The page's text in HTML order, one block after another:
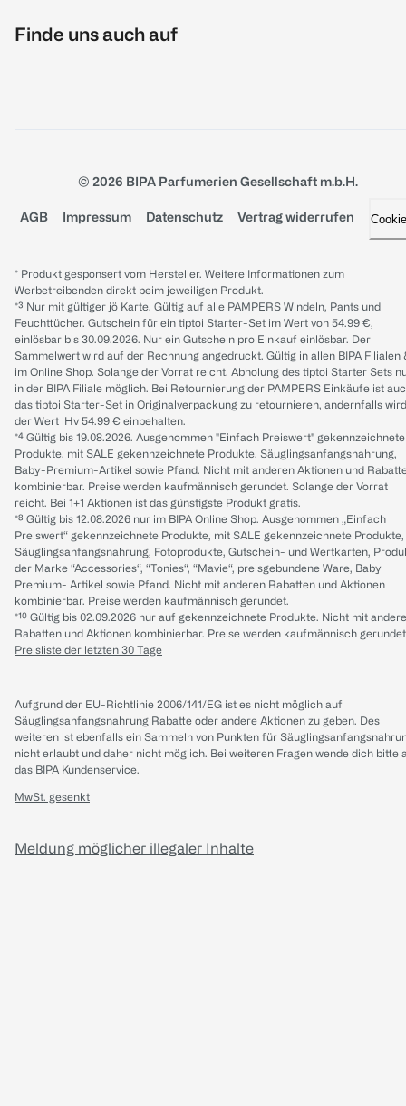
Finde uns auch auf
© 2026 BIPA Parfumerien Gesellschaft m.b.H.
AGB Impressum Datenschutz Vertrag widerrufen
* Produkt gesponsert vom Hersteller. Weitere Informationen zum
Werbetreibenden direkt beim jeweiligen Produkt.
*³ Nur mit gültiger jö Karte. Gültig auf alle PAMPERS Windeln, Pants und
Feuchttücher. Gutschein für ein tiptoi Starter-Set im Wert von 54.99 €,
einlösbar bis 30.09.2026. Nur ein Gutschein pro Einkauf einlösbar. Der
Sammelwert wird auf der Rechnung angedruckt. Gültig in allen BIPA Filialen
im Online Shop. Solange der Vorrat reicht. Abholung des tiptoi Starter Sets
in der BIPA Filiale möglich. Bei Retournierung der PAMPERS Einkäufe ist
das tiptoi Starter-Set in Originalverpackung zu retournieren, andernfalls wird
der Wert iHv 54.99 € einbehalten.
*⁴ Gültig bis 19.08.2026. Ausgenommen "Einfach Preiswert" gekennzeichnete
Produkte, mit SALE gekennzeichnete Produkte, Säuglingsanfangsnahrung,
Baby-Premium-Artikel sowie Pfand. Nicht mit anderen Aktionen und
kombinierbar. Preise werden kaufmännisch gerundet. Solange der Vorrat
reicht. Bei 1+1 Aktionen ist das günstigste Produkt gratis.
*⁸ Gültig bis 12.08.2026 nur im BIPA Online Shop. Ausgenommen „Einfach
Preiswert“ gekennzeichnete Produkte, mit SALE gekennzeichnete Produkte,
Säuglingsanfangsnahrung, Fotoprodukte, Gutschein- und Wertkarten,
der Marke “Accessories“, “Tonies“, “Mavie“, preisgebundene Ware, Baby
Premium- Artikel sowie Pfand. Nicht mit anderen Rabatten und Aktionen
kombinierbar. Preise werden kaufmännisch gerundet.
*¹⁰ Gültig bis 02.09.2026 nur auf gekennzeichnete Produkte. Nicht mit
Rabatten und Aktionen kombinierbar. Preise werden kaufmännisch
Preisliste der letzten 30 Tage
Aufgrund der EU-Richtlinie 2006/141/EG ist es nicht möglich auf
Säuglingsanfangsnahrung Rabatte oder andere Aktionen zu geben. Des
weiteren ist ebenfalls ein Sammeln von Punkten für
nicht erlaubt und daher nicht möglich. Bei weiteren Fragen wende dich bitte
das BIPA Kundenservice.
MwSt. gesenkt
Meldung möglicher illegaler Inhalte